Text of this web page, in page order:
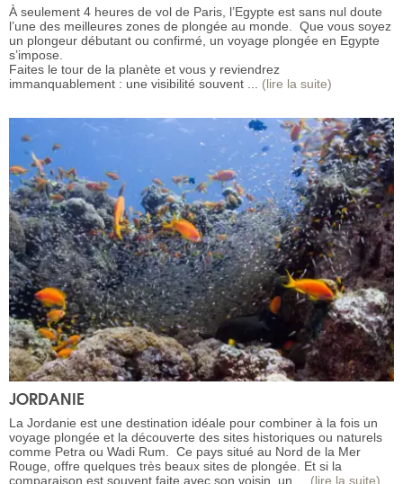
À seulement 4 heures de vol de Paris, l’Egypte est sans nul doute
l’une des meilleures zones de plongée au monde. Que vous soyez
un plongeur débutant ou confirmé, un voyage plongée en Egypte
s’impose.
Faites le tour de la planète et vous y reviendrez
immanquablement : une visibilité souvent ... (lire la suite)
JORDANIE
La Jordanie est une destination idéale pour combiner à la fois un
voyage plongée et la découverte des sites historiques ou naturels
comme Petra ou Wadi Rum. Ce pays situé au Nord de la Mer
Rouge, offre quelques très beaux sites de plongée. Et si la
comparaison est souvent faite avec son voisin, un ... (lire la suite)